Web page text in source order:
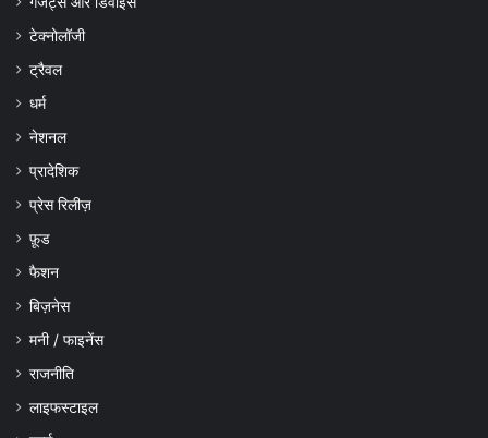
टेक्नोलॉजी
ट्रैवल
धर्म
नेशनल
प्रादेशिक
प्रेस रिलीज़
फ़ूड
फैशन
बिज़नेस
मनी / फाइनेंस
राजनीति
लाइफस्टाइल